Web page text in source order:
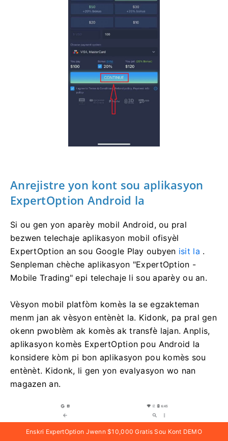
Anrejistre yon kont sou aplikasyon
ExpertOption Android la
Si ou gen yon aparèy mobil Android, ou pral
bezwen telechaje aplikasyon mobil ofisyèl
ExpertOption an sou Google Play oubyen isit la .
Senpleman chèche aplikasyon "ExpertOption -
Mobile Trading" epi telechaje li sou aparèy ou an.
Vèsyon mobil platfòm komès la se egzakteman
menm jan ak vèsyon entènèt la. Kidonk, pa pral gen
okenn pwoblèm ak komès ak transfè lajan. Anplis,
aplikasyon komès ExpertOption pou Android la
konsidere kòm pi bon aplikasyon pou komès sou
entènèt. Kidonk, li gen yon evalyasyon wo nan
magazen an.
Enskri ExpertOption Jwenn $10,000 Gratis Sou Kont DEMO